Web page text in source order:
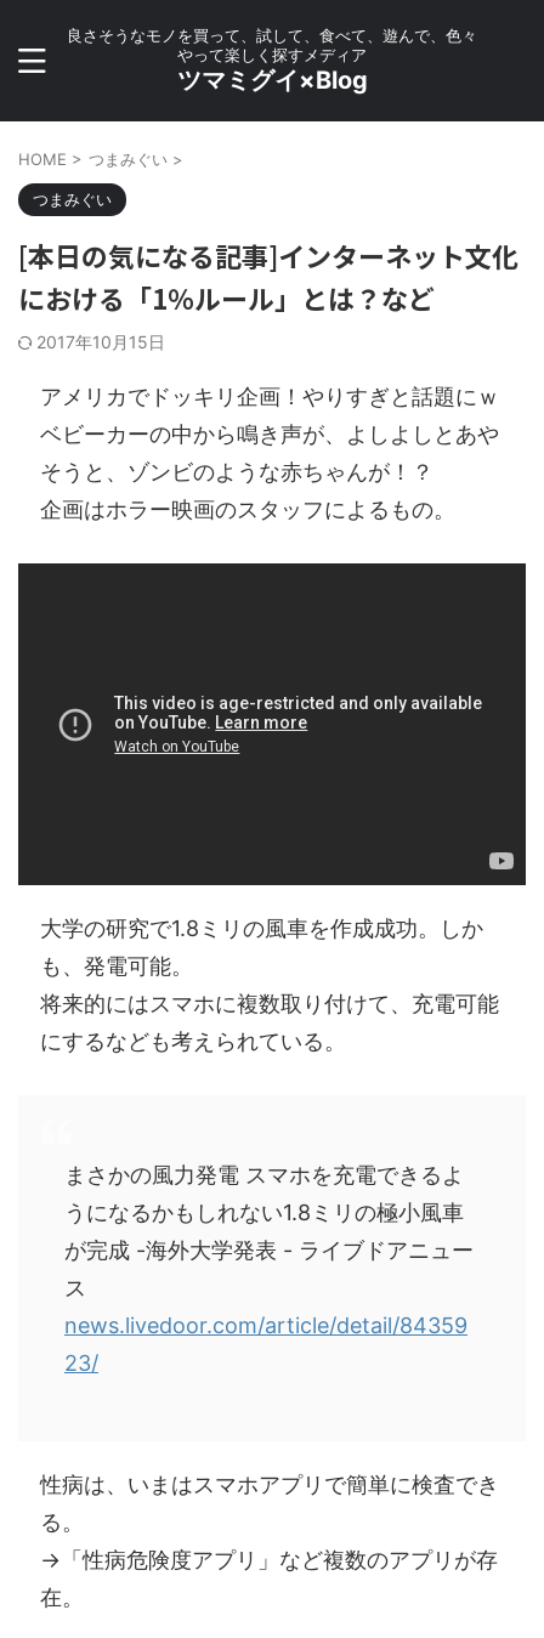
良さそうなモノを買って、試して、食べて、遊んで、色々
やって楽しく探すメディア
ツマミグイ×Blog
HOME > つまみぐい >
つまみぐい
[本日の気になる記事]インターネット文化
における「1％ルール」とは？など
2017年10月15日
アメリカでドッキリ企画！やりすぎと話題にｗ
ベビーカーの中から鳴き声が、よしよしとあや
そうと、ゾンビのような赤ちゃんが！？
企画はホラー映画のスタッフによるもの。
大学の研究で1.8ミリの風車を作成成功。しか
も、発電可能。
将来的にはスマホに複数取り付けて、充電可能
にするなども考えられている。
まさかの風力発電 スマホを充電できるよ
うになるかもしれない1.8ミリの極小風車
が完成 -海外大学発表 - ライブドアニュー
ス
news.livedoor.com/article/detail/84359
23/
性病は、いまはスマホアプリで簡単に検査でき
る。
→「性病危険度アプリ」など複数のアプリが存
在。